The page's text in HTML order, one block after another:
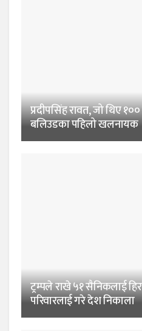
प्रदीपसिंह रावत, जो थिए
बलिउडका पहिलो खलनायक
ट्रम्पले राखे ५१ सैनिकलाई
परिवारलाई गरे देश निकाला